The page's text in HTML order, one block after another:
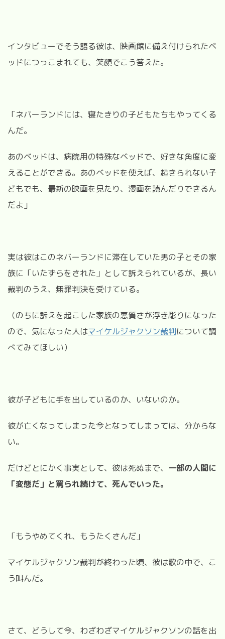
インタビューでそう語る彼は、映画館に備え付けられたベ
ッドにつっこまれても、笑顔でこう答えた。
「ネバーランドには、寝たきりの子どもたちもやってくる
んだ。
あのベッドは、病院用の特殊なベッドで、好きな角度に変
えることができる。あのベッドを使えば、起きられない子
どもでも、最新の映画を見たり、漫画を読んだりできるん
だよ」
実は彼はこのネバーランドに滞在していた男の子とその家
族に「いたずらをされた」として訴えられているが、長い
裁判のうえ、無罪判決を受けている。
（のちに訴えを起こした家族の悪質さが浮き彫りになった
ので、気になった人はマイケルジャクソン裁判について調
べてみてほしい）
彼が子どもに手を出しているのか、いないのか。
彼が亡くなってしまった今となってしまっては、分からな
い。
だけどとにかく事実として、彼は死ぬまで、 一部の人間に
「変態だ」と罵られ続けて、死んでいった。
「もうやめてくれ、もうたくさんだ」
マイケルジャクソン裁判が終わった頃、彼は歌の中で、こ
う叫んだ。
さて、どうして今、わざわざマイケルジャクソンの話を出